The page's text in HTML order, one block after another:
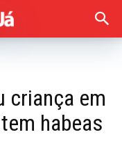
criança em
habeas